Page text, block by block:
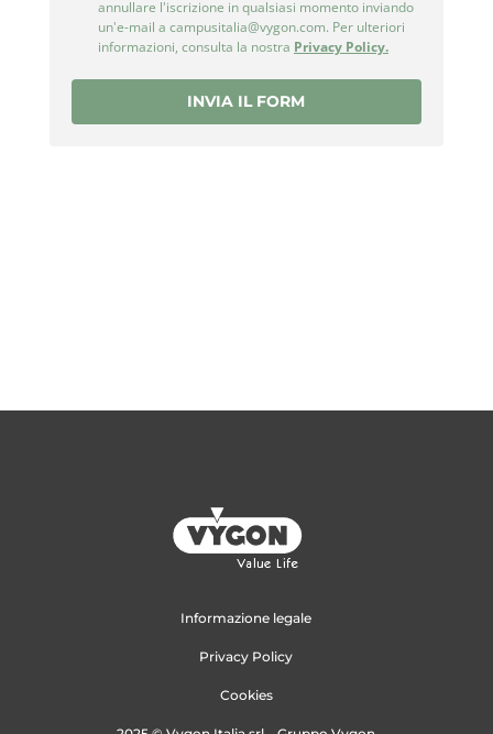
annullare l'iscrizione in qualsiasi momento inviando
un'e-mail a campusitalia@vygon.com. Per ulteriori
informazioni, consulta la nostra Privacy Policy.
INVIA IL FORM
Informazione legale
Privacy Policy
Cookies